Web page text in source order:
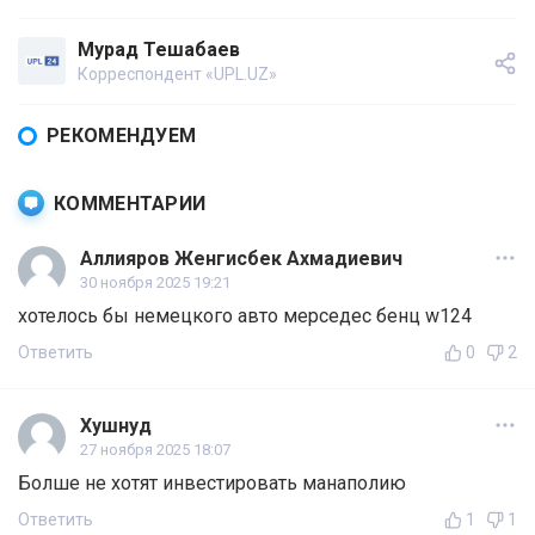
Мурад Тешабаев
Корреспондент «UPL.UZ»
РЕКОМЕНДУЕМ
КОММЕНТАРИИ
Аллияров Женгисбек Ахмадиевич
30 ноября 2025 19:21
хотелось бы немецкого авто мерседес бенц w124
Ответить 0 2
Хушнуд
27 ноября 2025 18:07
Болше не хотят инвестировать манаполию
Ответить 1 1